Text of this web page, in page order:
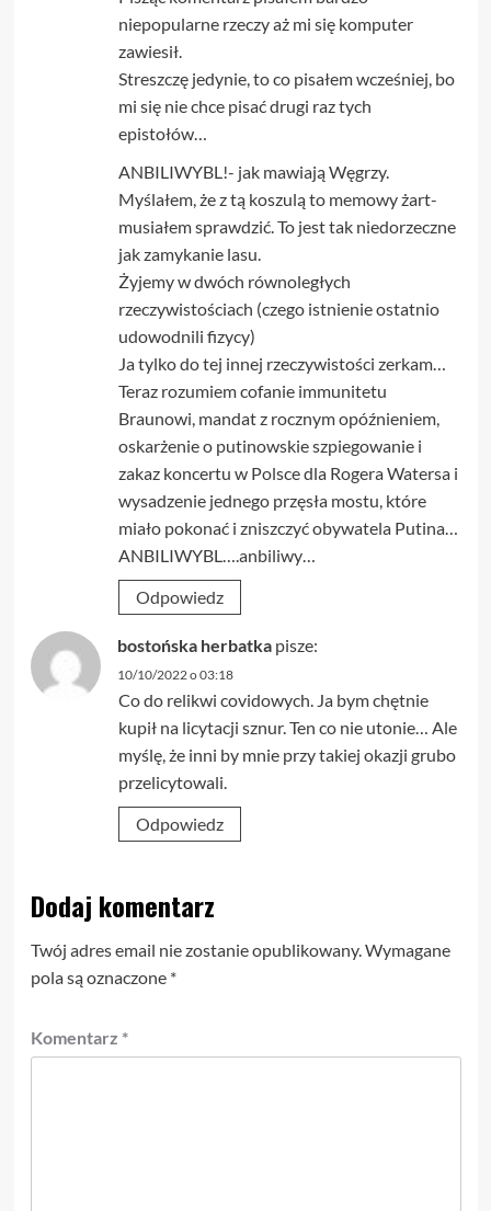
niepopularne rzeczy aż mi się komputer
zawiesił.
Streszczę jedynie, to co pisałem wcześniej, bo
mi się nie chce pisać drugi raz tych
epistołów…
ANBILIWYBL!- jak mawiają Węgrzy.
Myślałem, że z tą koszulą to memowy żart-
musiałem sprawdzić. To jest tak niedorzeczne
jak zamykanie lasu.
Żyjemy w dwóch równoległych
rzeczywistościach (czego istnienie ostatnio
udowodnili fizycy)
Ja tylko do tej innej rzeczywistości zerkam…
Teraz rozumiem cofanie immunitetu
Braunowi, mandat z rocznym opóźnieniem,
oskarżenie o putinowskie szpiegowanie i
zakaz koncertu w Polsce dla Rogera Watersa i
wysadzenie jednego przęsła mostu, które
miało pokonać i zniszczyć obywatela Putina…
ANBILIWYBL….anbiliwy…
Odpowiedz
bostońska herbatka pisze:
10/10/2022 o 03:18
Co do relikwi covidowych. Ja bym chętnie
kupił na licytacji sznur. Ten co nie utonie… Ale
myślę, że inni by mnie przy takiej okazji grubo
przelicytowali.
Odpowiedz
Dodaj komentarz
Twój adres email nie zostanie opublikowany.Wymagane
pola są oznaczone *
Komentarz *